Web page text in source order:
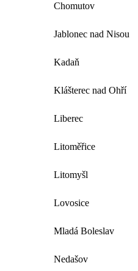
Chomutov
Jablonec nad Nisou
Kadaň
Klášterec nad Ohří
Liberec
Litoměřice
Litomyšl
Lovosice
Mladá Boleslav
Nedašov